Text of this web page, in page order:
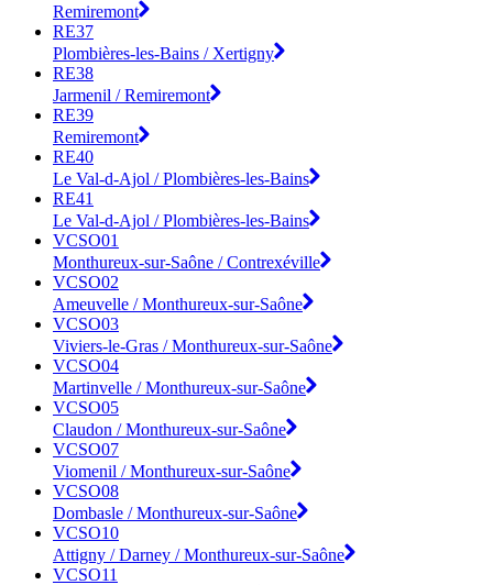
Remiremont
RE37
Plombières-les-Bains / Xertigny
RE38
Jarmenil / Remiremont
RE39
Remiremont
RE40
Le Val-d-Ajol / Plombières-les-Bains
RE41
Le Val-d-Ajol / Plombières-les-Bains
VCSO01
Monthureux-sur-Saône / Contrexéville
VCSO02
Ameuvelle / Monthureux-sur-Saône
VCSO03
Viviers-le-Gras / Monthureux-sur-Saône
VCSO04
Martinvelle / Monthureux-sur-Saône
VCSO05
Claudon / Monthureux-sur-Saône
VCSO07
Viomenil / Monthureux-sur-Saône
VCSO08
Dombasle / Monthureux-sur-Saône
VCSO10
Attigny / Darney / Monthureux-sur-Saône
VCSO11